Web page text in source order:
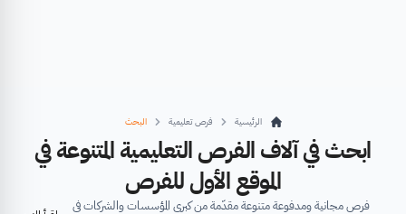
الرئيسية فرص تعليمية البحث
ابحث في آلاف الفرص التعليمية المتنوعة في
الموقع الأول للفرص
فرص مجانية ومدفوعة متنوعة مقدّمة من كبرى المؤسسات والشركات في